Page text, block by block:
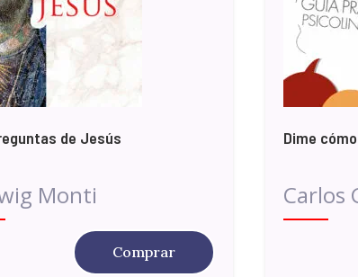
de Jesús
Monti
Comprar
Dime
Carlos